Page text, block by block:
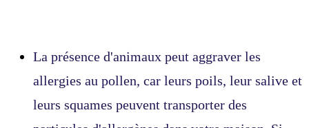
La présence d'animaux peut aggraver les
allergies au pollen, car leurs poils, leur salive et
leurs squames peuvent transporter des